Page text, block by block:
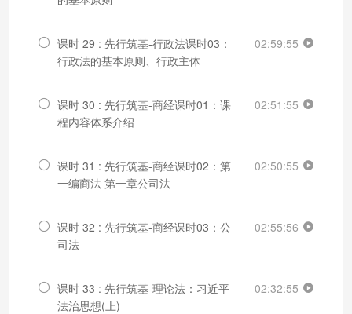
课时 29 : 先行筑基-行政法课时03：
行政法的基本原则、行政主体
02:59:55
课时 30 : 先行筑基-商经课时01：课
程内容体系介绍
02:51:55
课时 31 : 先行筑基-商经课时02：第
一编商法 第一章公司法
02:50:55
课时 32 : 先行筑基-商经课时03：公
司法
02:55:56
课时 33 : 先行筑基-理论法：习近平
法治思想(上)
02:32:55